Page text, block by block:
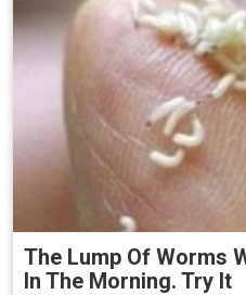
The Lump Of Worms
In The Morning. Try It